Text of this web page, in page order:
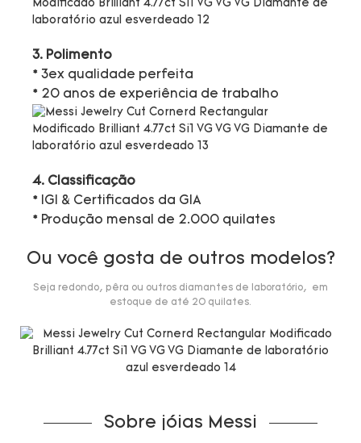
3. Polimento
* 3ex qualidade perfeita
* 20 anos de experiência de trabalho
4. Classificação
* IGI & Certificados da GIA
* Produção mensal de 2.000 quilates
Ou você gosta de outros modelos?
Seja redondo, pêra ou outros diamantes de laboratório, em
estoque de até 20 quilates.
Sobre jóias Messi